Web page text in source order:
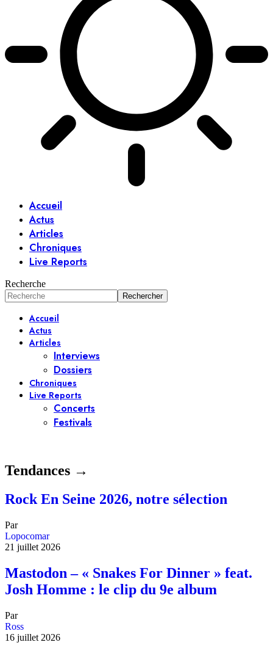
Accueil
Actus
Articles
Chroniques
Live Reports
Recherche
Accueil
Actus
Articles
Interviews
Dossiers
Chroniques
Live Reports
Concerts
Festivals
Tendances →
Rock En Seine 2026, notre sélection
Par
Lopocomar
21 juillet 2026
Mastodon – « Snakes For Dinner » feat.
Josh Homme : le clip du 9e album
Par
Ross
16 juillet 2026